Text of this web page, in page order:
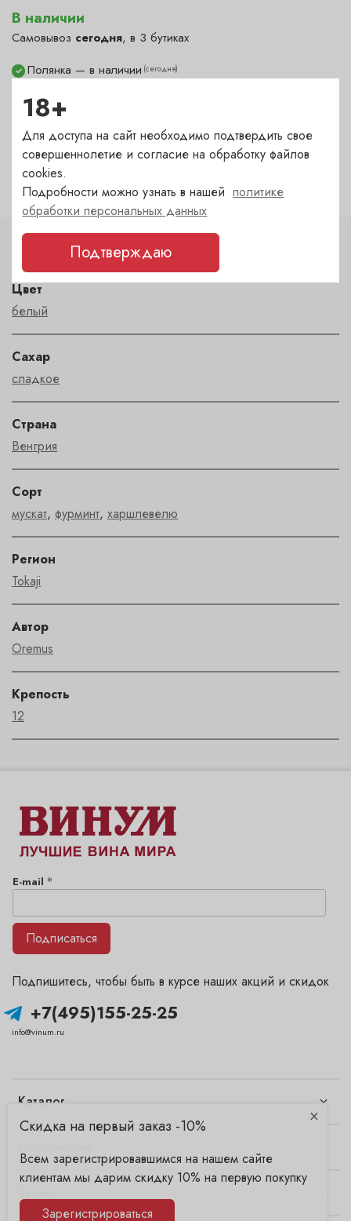
В наличии
Самовывоз сегодня, в 3 бутиках
✓ Полянка — в наличии (сегодня)
✓ Пречистенка — в наличии(сегодня)
Садовническая — под заказ(1-2 дня)
Сухаревка — в наличии
Характеристики
Цвет
белый
Сахар
сладкое
Страна
Венгрия
Сорт
мускат, фурминт, харшлевелю
Регион
Tokaji
Автор
Oremus
Крепость
12
Каталог
+7(495)155-25-25
info@vinum.ru
Подпишитесь, чтобы быть в курсе наших акций и скидок
E-mail *
Подписаться
18+
Для доступа на сайт необходимо подтвердить свое
совершеннолетие и согласие на обработку файлов
cookies.
Подробности можно узнать в нашейполитике
обработки персональных данных
Подтверждаю
×
Скидка на первый заказ -10%
Всем зарегистрировавшимся на нашем сайте
клиентам мы дарим скидку 10% на первую покупку
Зарегистрироваться